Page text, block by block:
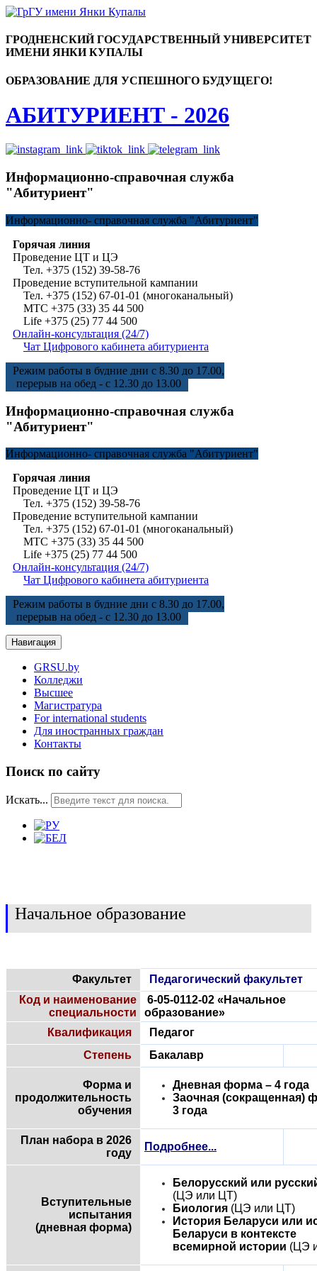
ГРОДНЕНСКИЙ ГОСУДАРСТВЕННЫЙ УНИВЕРСИТЕТ
ИМЕНИ ЯНКИ КУПАЛЫ
ОБРАЗОВАНИЕ ДЛЯ УСПЕШНОГО БУДУЩЕГО!
АБИТУРИЕНТ - 2026
Информационно-справочная служба
"Абитуриент"
Информационно- справочная служба "Абитуриент"
Горячая линия
Проведение ЦТ и ЦЭ
Тел. +375 (152) 39-58-76
Проведение вступительной кампании
Тел. +375 (152) 67-01-01 (многоканальный)
МТС +375 (33) 35 44 500
Life +375 (25) 77 44 500
Онлайн-консультация (24/7)
Чат Цифрового кабинета абитуриента
Режим работы в будние дни с 8.30 до 17.00,
перерыв на обед - с 12.30 до 13.00
Информационно-справочная служба
"Абитуриент"
Информационно- справочная служба "Абитуриент"
Горячая линия
Проведение ЦТ и ЦЭ
Тел. +375 (152) 39-58-76
Проведение вступительной кампании
Тел. +375 (152) 67-01-01 (многоканальный)
МТС +375 (33) 35 44 500
Life +375 (25) 77 44 500
Онлайн-консультация (24/7)
Чат Цифрового кабинета абитуриента
Режим работы в будние дни с 8.30 до 17.00,
перерыв на обед - с 12.30 до 13.00
Навигация
GRSU.by
Колледжи
Высшее
Магистратура
For international students
Для иностранных граждан
Контакты
Поиск по сайту
Искать...
Начальное образование
Факультет
Педагогический факультет
Код и наименование
специальности
6-05-0112-02 «Начальное
образование»
Квалификация
Педагог
Степень
Бакалавр
Форма и
продолжительность
обучения
Дневная форма – 4 года
Заочная (сокращенная)
3 года
План набора в 2026
году
Подробнее...
Вступительные
испытания
(дневная форма)
Белорусский или
(ЦЭ или ЦТ)
Биология (ЦЭ или ЦТ)
История Беларуси или
Беларуси в контексте
всемирной истории (ЦЭ